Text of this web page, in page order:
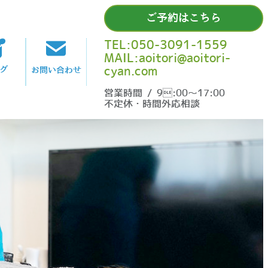
お問い合わせ
ご予約はこちら
TEL:050-3091-1559
MAIL:aoitori@aoitori-
cyan.com
営業時間 / 9:00〜17:00
不定休・時間外応相談